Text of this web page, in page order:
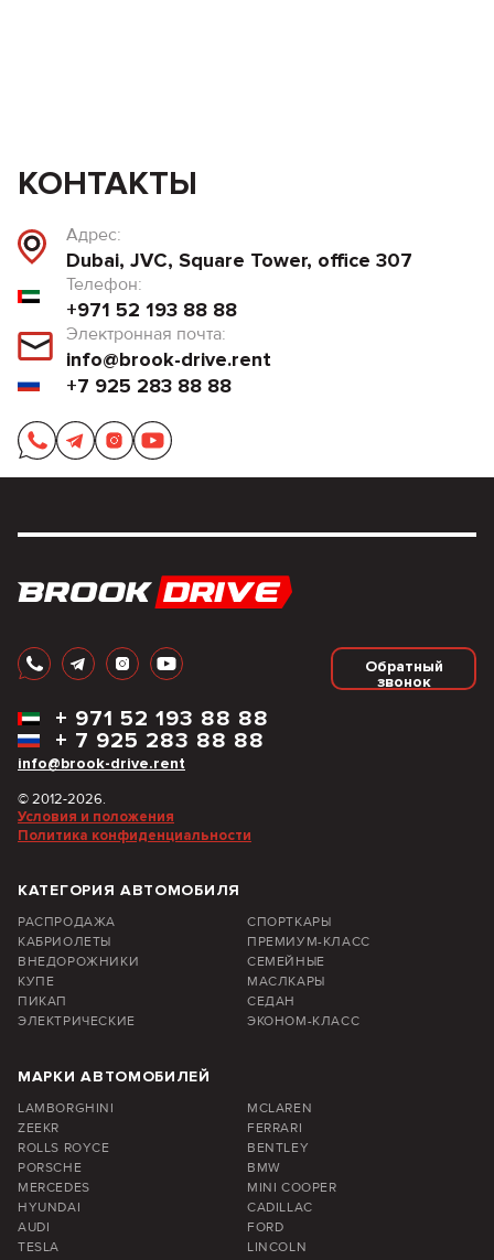
КОНТАКТЫ
Адрес:
Dubai, JVC, Square Tower, office 307
Телефон:
+971 52 193 88 88
Электронная почта:
info@brook-drive.rent
+7 925 283 88 88
Обратный
звонок
info@brook-drive.rent
+ 7 925 283 88 88
+ 971 52 193 88 88
© 2012-2026.
Условия и положения
Политика конфиденциальности
КАТЕГОРИЯ АВТОМОБИЛЯ
РАСПРОДАЖА
СПОРТКАРЫ
КАБРИОЛЕТЫ
ПРЕМИУМ-КЛАСС
ВНЕДОРОЖНИКИ
СЕМЕЙНЫЕ
КУПЕ
МАСЛКАРЫ
ПИКАП
СЕДАН
ЭЛЕКТРИЧЕСКИЕ
ЭКОНОМ-КЛАСС
МАРКИ АВТОМОБИЛЕЙ
LAMBORGHINI
MCLAREN
ZEEKR
FERRARI
ROLLS ROYCE
BENTLEY
PORSCHE
BMW
MERCEDES
MINI COOPER
HYUNDAI
CADILLAC
AUDI
FORD
TESLA
LINCOLN